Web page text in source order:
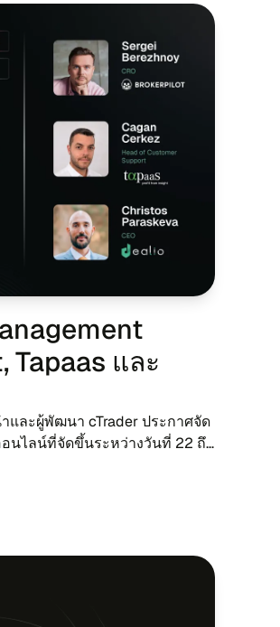
Tapaas และ
และผู้​พัฒ​นา cTrader ประ​กาศ​จัด​
อน​ไลน์ที่​จัด​ขึ้นระ​หว่าง​วัน​ที่ 22 ถึง